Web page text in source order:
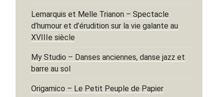
Lemarquis et Melle Trianon – Spectacle
d’humour et d’érudition sur la vie galante au
XVIIIe siècle
My Studio – Danses anciennes, danse jazz et
barre au sol
Origamico – Le Petit Peuple de Papier